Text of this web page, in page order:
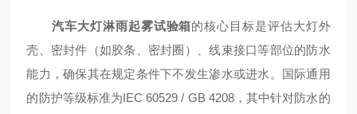
汽车大灯淋雨起雾试验箱的核心目标是评估大灯外
壳、密封件（如胶条、密封圈）、线束接口等部位的防水
能力，确保其在规定条件下不发生渗水或进水。国际通用
的防护等级标准为IEC 60529 / GB 4208，其中针对防水的